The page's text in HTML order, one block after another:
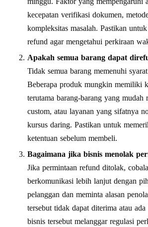
kecepatan verifikasi dokumen,
kompleksitas masalah. Pastikan
refund agar mengetahui perkiraan
Apakah semua barang dapat
Tidak semua barang memenuhi
Beberapa produk mungkin memiliki
terutama barang-barang yang mudah
custom, atau layanan yang sifatnya
kursus daring. Pastikan untuk
ketentuan sebelum membeli.
Bagaimana jika bisnis menolak
Jika permintaan refund ditolak,
berkomunikasi lebih lanjut dengan
pelanggan dan meminta alasan
tersebut tidak dapat diterima atau
bisnis tersebut melanggar regulasi